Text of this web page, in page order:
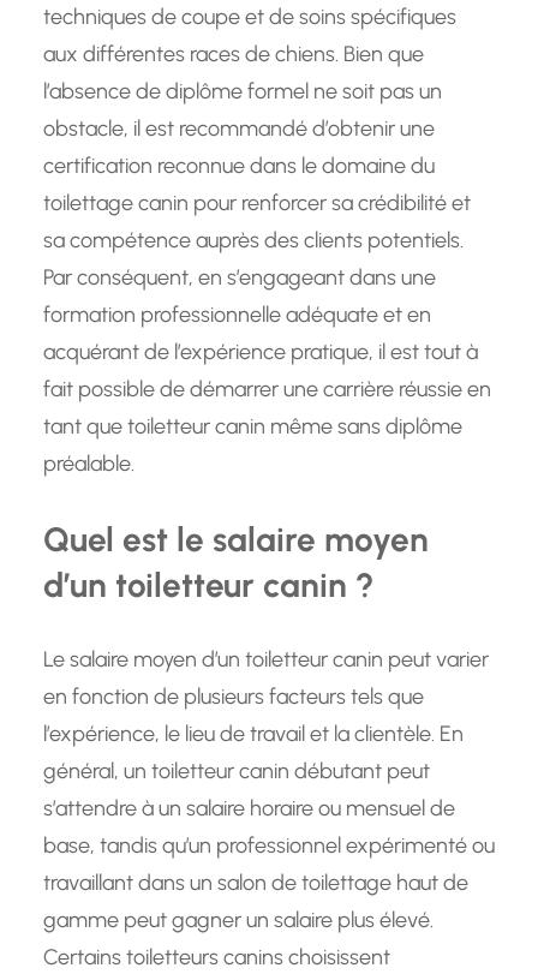
techniques de coupe et de soins spécifiques
aux différentes races de chiens. Bien que
l’absence de diplôme formel ne soit pas un
obstacle, il est recommandé d’obtenir une
certification reconnue dans le domaine du
toilettage canin pour renforcer sa crédibilité et
sa compétence auprès des clients potentiels.
Par conséquent, en s’engageant dans une
formation professionnelle adéquate et en
acquérant de l’expérience pratique, il est tout à
fait possible de démarrer une carrière réussie en
tant que toiletteur canin même sans diplôme
préalable.
Quel est le salaire moyen
d’un toiletteur canin ?
Le salaire moyen d’un toiletteur canin peut varier
en fonction de plusieurs facteurs tels que
l’expérience, le lieu de travail et la clientèle. En
général, un toiletteur canin débutant peut
s’attendre à un salaire horaire ou mensuel de
base, tandis qu’un professionnel expérimenté ou
travaillant dans un salon de toilettage haut de
gamme peut gagner un salaire plus élevé.
Certains toiletteurs canins choisissent